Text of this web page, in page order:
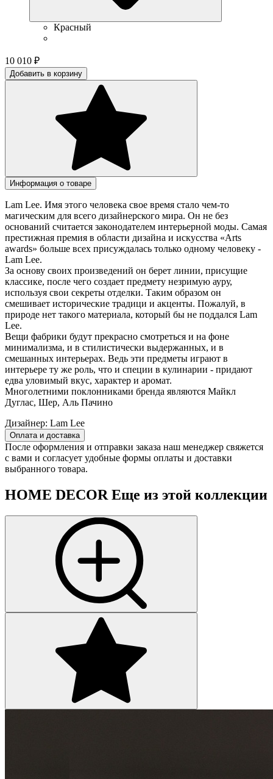
Красный
10 010 ₽
Добавить в корзину
Информация о товаре
Lam Lee. Имя этого человека свое время стало чем-то
магическим для всего дизайнерского мира. Он не без
оснований считается законодателем интерьерной моды. Самая
престижная премия в области дизайна и искусства «Arts
awards» больше всех присуждалась только одному человеку -
Lam Lee.
За основу своих произведений он берет линии, присущие
классике, после чего создает предмету незримую ауру,
используя свои секреты отделки. Таким образом он
смешивает исторические традици и акценты. Пожалуй, в
природе нет такого материала, который бы не поддался Lam
Lee.
Вещи фабрики будут прекрасно смотреться и на фоне
минимализма, и в стилистически выдержанных, и в
смешанных интерьерах. Ведь эти предметы играют в
интерьере ту же роль, что и специи в кулинарии - придают
едва уловимый вкус, характер и аромат.
Многолетними поклонниками бренда являются Майкл
Дуглас, Шер, Аль Пачино
Дизайнер: Lam Lee
Оплата и доставка
После оформления и отправки заказа наш менеджер свяжется
с вами и согласует удобные формы оплаты и доставки
выбранного товара.
HOME DECOR Еще из этой коллекции